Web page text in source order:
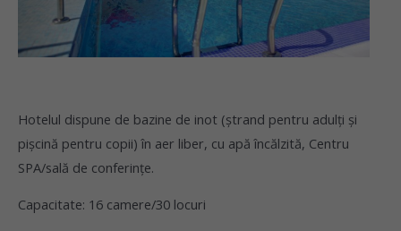
Hotelul dispune de bazine de inot (ștrand pentru adulți și
pișcină pentru copii) în aer liber, cu apă încălzită, Centru
SPA/sală de conferințe.
Capacitate: 16 camere/30 locuri